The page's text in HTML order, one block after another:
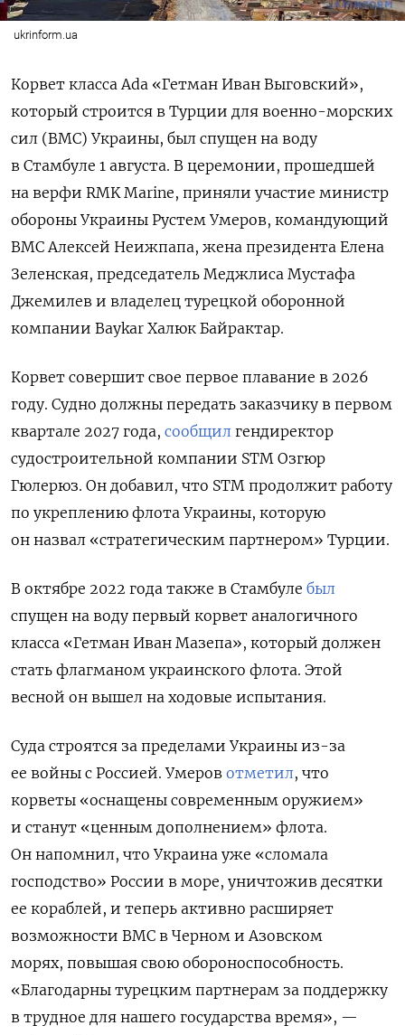
ukrinform.ua
Корвет класса Ada «Гетман Иван Выговский»,
который строится в Турции для военно-морских
сил (ВМС) Украины, был спущен на воду
в Стамбуле 1 августа. В церемонии, прошедшей
на верфи RMK Marine, приняли участие министр
обороны Украины Рустем Умеров, командующий
ВМС Алексей Неижпапа, жена президента Елена
Зеленская, председатель Меджлиса Мустафа
Джемилев и владелец турецкой оборонной
компании Baykar Халюк Байрактар.
Корвет совершит свое первое плавание в 2026
году. Судно должны передать заказчику в первом
квартале 2027 года, сообщил гендиректор
судостроительной компании STM Озгюр
Гюлерюз. Он добавил, что STM продолжит работу
по укреплению флота Украины, которую
он назвал «стратегическим партнером» Турции.
В октябре 2022 года также в Стамбуле был
спущен на воду первый корвет аналогичного
класса «Гетман Иван Мазепа», который должен
стать флагманом украинского флота. Этой
весной он вышел на ходовые испытания.
Суда строятся за пределами Украины из-за
ее войны с Россией. Умеров отметил, что
корветы «оснащены современным оружием»
и станут «ценным дополнением» флота.
Он напомнил, что Украина уже «сломала
господство» России в море, уничтожив десятки
ее кораблей, и теперь активно расширяет
возможности ВМС в Черном и Азовском
морях, повышая свою обороноспособность.
«Благодарны турецким партнерам за поддержку
в трудное для нашего государства время», —